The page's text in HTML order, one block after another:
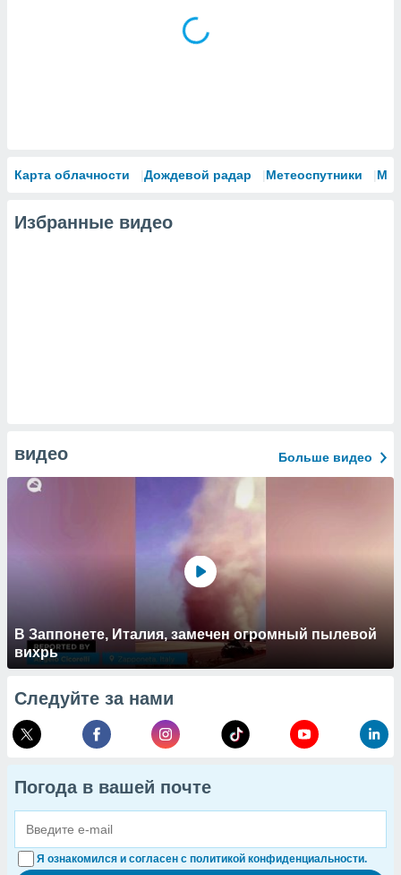
Карта облачности Дождевой радар Метеоспутники
Избранные видео
видео Больше видео
В Заппонете, Италия, замечен огромный пылевой
вихрь
Следуйте за нами
Погода в вашей почте
Я ознакомился и согласен с политикой конфиденциальности.